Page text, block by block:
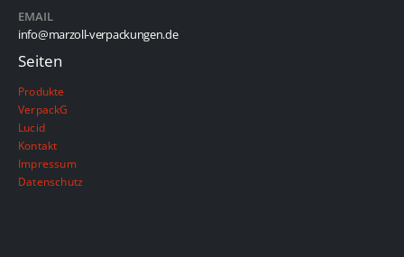
EMAIL
info@marzoll-verpackungen.de
Seiten
Produkte
VerpackG
Lucid
Kontakt
Impressum
Datenschutz